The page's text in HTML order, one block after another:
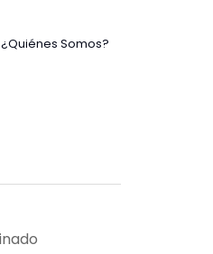
¿Quiénes Somos?